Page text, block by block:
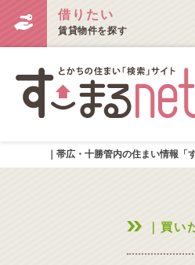
借りたい
賃貸物件を探す
｜帯広・十勝管内の住まい情報「
｜買い